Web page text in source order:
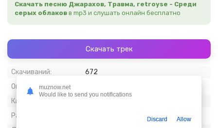
Скачать песню Джарахов, Травма, retroyse - Среди
серых облаков в mp3 и слушать онлайн бесплатно
Скачать трек
Скачиваний:
672
Опубликовано:
Качество:
Размер:
muznow.net
Would like to send you notifications
Discard Allow